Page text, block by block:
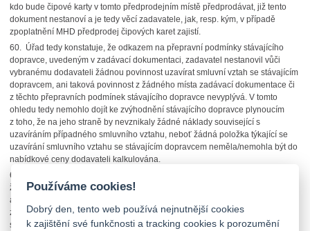
kdo bude čipové karty v tomto předprodejním místě předprodávat, již tento
dokument nestanoví a je tedy věcí zadavatele, jak, resp. kým, v případě
zpoplatnění MHD předprodej čipových karet zajistí.
60. Úřad tedy konstatuje, že odkazem na přepravní podmínky stávajícího
dopravce, uvedeným v zadávací dokumentaci, zadavatel nestanovil vůči
vybranému dodavateli žádnou povinnost uzavírat smluvní vztah se stávajícím
dopravcem, ani taková povinnost z žádného místa zadávací dokumentace či
z těchto přepravních podmínek stávajícího dopravce nevyplývá. V tomto
ohledu tedy nemohlo dojít ke zvýhodnění stávajícího dopravce plynoucím
z toho, že na jeho straně by nevznikaly žádné náklady související s
uzavíráním případného smluvního vztahu, neboť žádná položka týkající se
uzavírání smluvního vztahu se stávajícím dopravcem neměla/nemohla být do
nabídkové ceny dodavateli kalkulována.
61.
že tento vlastní prostory, v nichž v současnosti provozuje předprodej a
aktivaci čipových karet, Úřad uvádí, že zadavatel stávajícího dopravce na
základě této skutečnosti nikterak nezvýhodnil – neučinil předmětnou
skutečnostnapř. hodnotícím kritériem, kdy by udělil stávajícímu dopravci
Používáme cookies!
Dobrý den, tento web používá nejnutnější cookies
k zajištění své funkčnosti a tracking cookies k porozumění